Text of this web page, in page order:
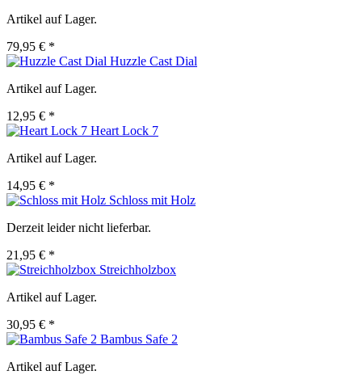
Artikel auf Lager.
79,95 € *
Huzzle Cast Dial
Artikel auf Lager.
12,95 € *
Heart Lock 7
Artikel auf Lager.
14,95 € *
Schloss mit Holz
Derzeit leider nicht lieferbar.
21,95 € *
Streichholzbox
Artikel auf Lager.
30,95 € *
Bambus Safe 2
Artikel auf Lager.